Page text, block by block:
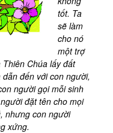
tốt. Ta
sẽ làm
cho nó
một trợ
Chúa lấy đất
đến với con người,
người gọi mỗi sinh
đặt tên cho mọi
nhưng con người
xứng.